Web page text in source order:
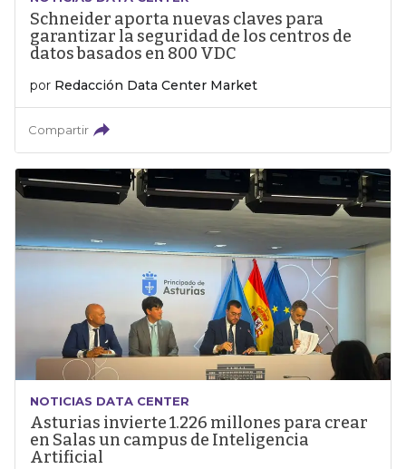
Schneider aporta nuevas claves para
garantizar la seguridad de los centros de
datos basados en 800 VDC
por Redacción Data Center Market
Compartir
NOTICIAS DATA CENTER
Asturias invierte 1.226 millones para crear
en Salas un campus de Inteligencia
Artificial